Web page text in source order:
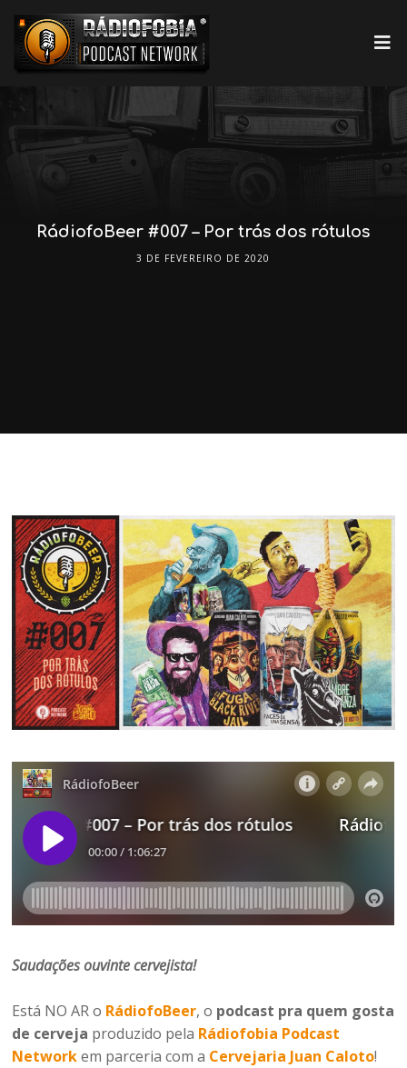
RádiofoBeer #007 – Por trás dos rótulos
3 DE FEVEREIRO DE 2020
Saudações ouvinte cervejista!
Está NO AR o RádiofoBeer, o podcast pra quem gosta
de cerveja produzido pela Rádiofobia Podcast
Networkem parceria com a Cervejaria Juan Caloto!